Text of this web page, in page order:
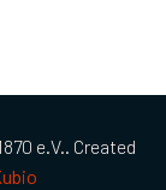
e.V.. Created